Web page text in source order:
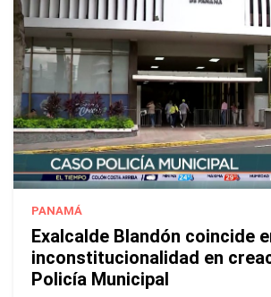
PANAMÁ
Exalcalde Blandón coincide
inconstitucionalidad en
Policía Municipal